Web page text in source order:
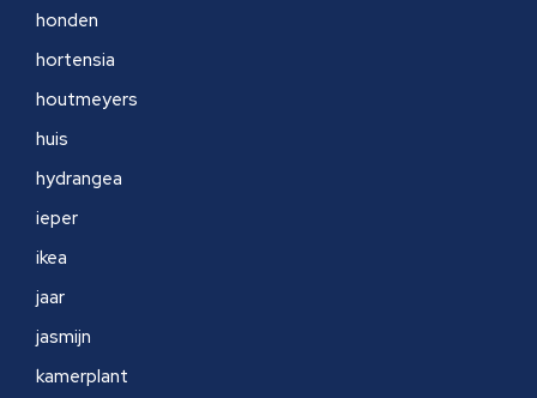
honden
hortensia
houtmeyers
huis
hydrangea
ieper
ikea
jaar
jasmijn
kamerplant